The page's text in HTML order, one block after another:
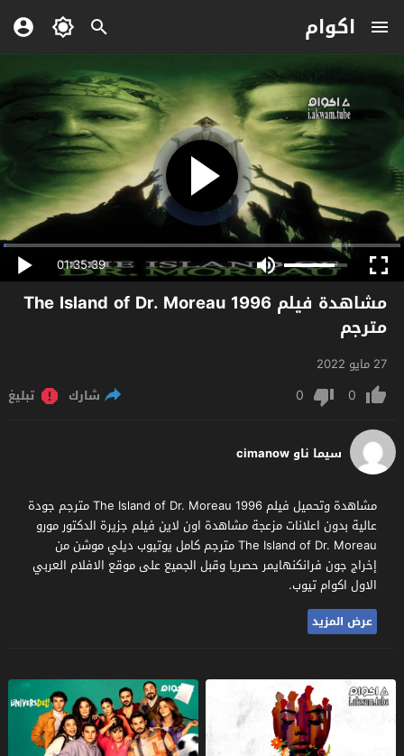
اكوام
01:35:39
مشاهدة فيلم The Island of Dr. Moreau 1996
مترجم
27 مايو 2022
0
0 شارك تبليغ
سيما ناو cimanow
مشاهدة وتحميل فيلم The Island of Dr. Moreau 1996 مترجم جودة
عالية بدون اعلانات مزعجة مشاهدة اون لاين فيلم جزيرة الدكتور مورو
The Island of Dr. Moreau مترجم كامل يوتيوب ديلي موشن من
إخراج جون فرانكنهايمر حصريا وقبل الجميع على موقع الافلام العربي
الاول اكوام تيوب.
عرض المزيد